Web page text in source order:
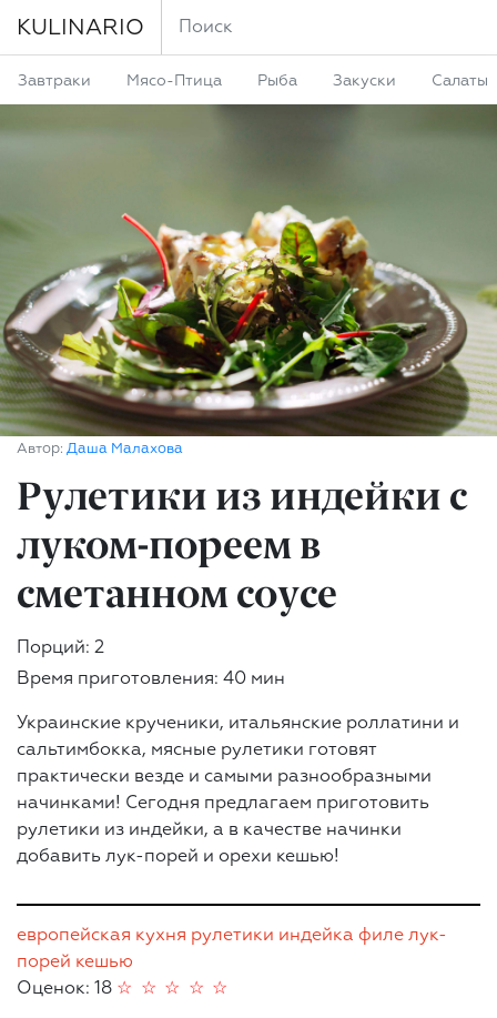
KULINARIO
Завтраки Мясо-Птица Рыба Закуски Салаты
Автор: Даша Малахова
Рулетики из индейки с
луком-пореем в
сметанном соусе
Порций: 2
Время приготовления: 40 мин
Украинские крученики, итальянские роллатини и
сальтимбокка, мясные рулетики готовят
практически везде и самыми разнообразными
начинками! Сегодня предлагаем приготовить
рулетики из индейки, а в качестве начинки
добавить лук-порей и орехи кешью!
европейская кухня рулетики индейка филе лук-
порей кешью
Оценок: 18
☆
☆
☆
☆
☆